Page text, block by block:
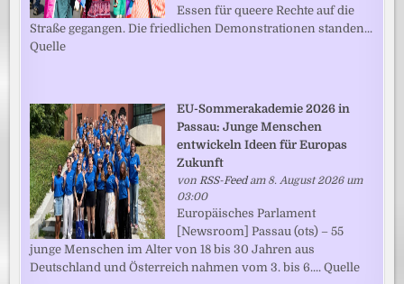
Essen für queere Rechte auf die
Straße gegangen. Die friedlichen Demonstrationen standen...
Quelle
EU-Sommerakademie 2026 in
Passau: Junge Menschen
entwickeln Ideen für Europas
Zukunft
vonRSS-Feedam 8. August 2026 um
03:00
Europäisches Parlament
[Newsroom] Passau (ots) – 55
junge Menschen im Alter von 18 bis 30 Jahren aus
Deutschland und Österreich nahmen vom 3. bis 6.... Quelle